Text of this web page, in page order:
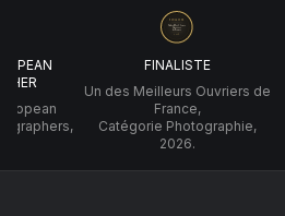
FINALISTE
Un des Meilleurs Ouvriers de
France,
Catégorie Photographie,
2026.